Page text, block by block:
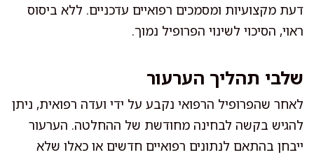
דעת מקצועיות ומסמכים רפואיים עדכניים. ללא ביסוס
ראוי, הסיכוי לשינוי הפרופיל נמוך.
שלבי תהליך הערעור
לאחר שהפרופיל הרפואי נקבע על ידי ועדה רפואית, ניתן
להגיש בקשה לבחינה מחודשת של ההחלטה. הערעור
ייבחן בהתאם לנתונים רפואיים חדשים או כאלו שלא